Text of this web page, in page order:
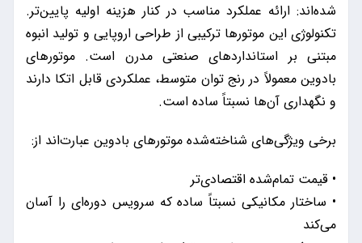
شده‌اند: ارائه عملکرد مناسب در کنار هزینه اولیه پایین‌تر.
تکنولوژی این موتورها ترکیبی از طراحی اروپایی و تولید انبوه
مبتنی بر استانداردهای صنعتی مدرن است. موتورهای
بادوین معمولاً در رنج توان متوسط، عملکردی قابل اتکا دارند
و نگهداری آن‌ها نسبتاً ساده است.
برخی ویژگی‌های شناخته‌شده موتورهای بادوین عبارت‌اند از:
• قیمت تمام‌شده اقتصادی‌تر
• ساختار مکانیکی نسبتاً ساده که سرویس دوره‌ای را آسان
می‌کند